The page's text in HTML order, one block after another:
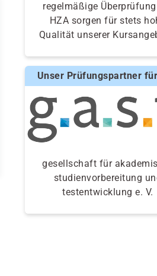
regelmäßige
HZA sorgen für stets
Qualität unserer
Unser Prüfungspartner
gesellschaft für
studienvorbereitung
testentwicklung e. V.